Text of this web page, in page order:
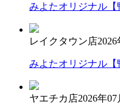
みよたオリジナル【
レイクタウン店2026
みよたオリジナル【
ヤエチカ店2026年07